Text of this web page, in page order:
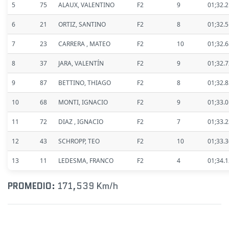
5 75 ALAUX, VALENTINO F2 9
6 21 ORTIZ, SANTINO F2 8
7 23 CARRERA , MATEO F2 10
8 37 JARA, VALENTÍN F2 9
9 87 BETTINO, THIAGO F2 8
10 68 MONTI, IGNACIO F2 9
11 72 DIAZ , IGNACIO F2 7
12 43 SCHROPP, TEO F2 10
13 11 LEDESMA, FRANCO F2 4
PROMEDIO: 171,539 Km/h